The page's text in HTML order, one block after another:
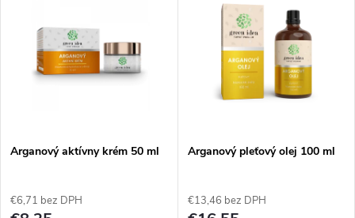
e
p
Abecedne
s
Arganový aktívny krém 50 ml
€6,71 bez DPH
Arganový pleťový olej 100 ml
€13,46 bez DPH